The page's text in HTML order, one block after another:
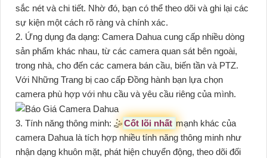
sắc nét và chi tiết. Nhờ đó, bạn có thể theo dõi và ghi lại các
sự kiện một cách rõ ràng và chính xác.
2. Ứng dụng đa dạng: Camera Dahua cung cấp nhiều dòng
sản phẩm khác nhau, từ các camera quan sát bên ngoài,
trong nhà, cho đến các camera bán cầu, biến tần và PTZ.
Với Những Trang bị cao cấp Đồng hành bạn lựa chọn
camera phù hợp với nhu cầu và yêu cầu riêng của mình.
3. Tính năng thông minh: 🤹Cốt lõi nhất mạnh khác của
camera Dahua là tích hợp nhiều tính năng thông minh như
nhận dạng khuôn mặt, phát hiện chuyển động, theo dõi đối